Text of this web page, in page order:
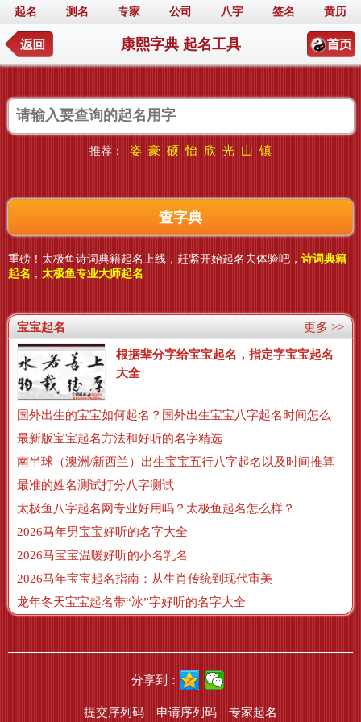
起名 测名 专家 公司 八字 签名 黄历
康熙字典 起名工具
推荐： 姿 豪 硕 怡 欣 光 山 镇
重磅！太极鱼诗词典籍起名上线，赶紧开始起名去体验吧， 诗词典籍
起名 ， 太极鱼专业大师起名
更多 >>
宝宝起名
根据辈分字给宝宝起名，指定字宝宝起名
大全
最新版宝宝起名方法和好听的名字精选
南半球（澳洲/新西兰）出生宝宝五行八字起名以及时间推算
最准的姓名测试打分八字测试
太极鱼八字起名网专业好用吗？太极鱼起名怎么样？
2026马年男宝宝好听的名字大全
2026马宝宝温暖好听的小名乳名
2026马年宝宝起名指南：从生肖传统到现代审美
龙年冬天宝宝起名带“冰”字好听的名字大全
分享到：
提交序列码 申请序列码 专家起名